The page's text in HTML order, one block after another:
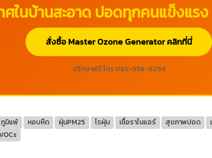
ศในบ้านสะอาด ปอดทุกคนแข็งแร
สั่งซื้อ Master Ozone Generator คลิกที่นี่
ปรึกษาฟรี โทร 065-556-6294
ภูมิแพ้ หอบหืด ฝุ่นPM25 ไรฝุ่น เชื้อราในแอร์ สุขภาพปอด